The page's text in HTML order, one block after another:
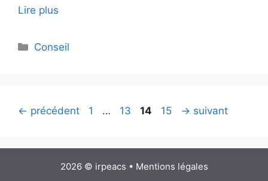
Lire plus
Catégories
Conseil
← précédent Page
1 … Page
13 Page
14 Page
15 → suivant
2026 © irpeacs • Mentions légales